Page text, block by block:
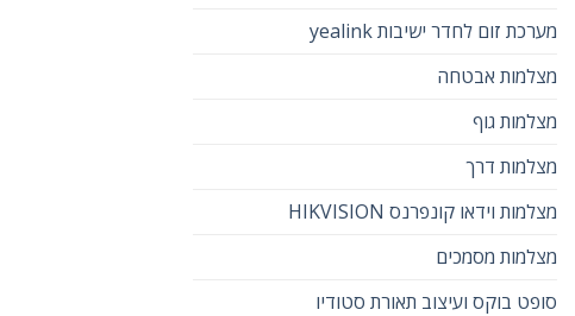
מערכת זום לחדר ישיבות yealink
מצלמות אבטחה
מצלמות גוף
מצלמות דרך
מצלמות וידאו קונפרנס HIKVISION
מצלמות מסמכים
סופט בוקס ועיצוב תאורת סטודיו